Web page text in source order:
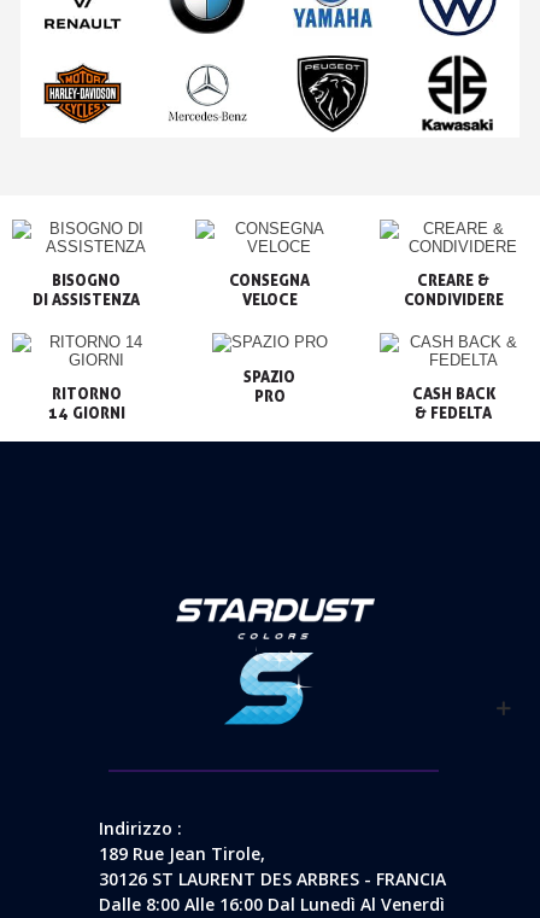
BISOGNO
CONSEGNA
VELOCE
CREARE &
CONDIVIDERE
RITORNO
14 GIORNI
SPAZIO
PRO
CASH BACK
& FEDELTA
Indirizzo :
189 Rue Jean Tirole,
30126 ST LAURENT DES ARBRES - FRANCIA
Dalle 8:00 Alle 16:00 Dal Lunedì Al Venerdì